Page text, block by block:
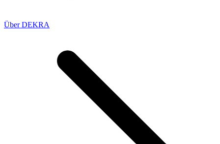
Über DEKRA